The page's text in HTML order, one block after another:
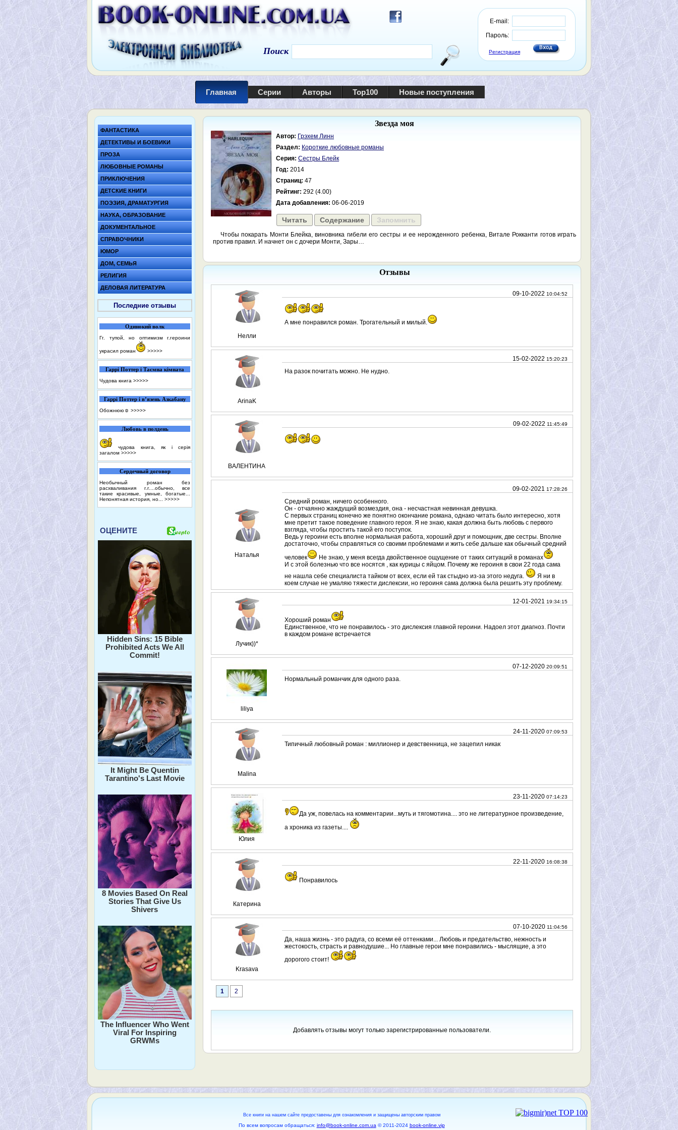
E-mail:
Пароль:
Регистрация
Поиск
Главная Серии Авторы Top100 Новые поступления
ФАНТАСТИКА
ДЕТЕКТИВЫ И БОЕВИКИ
ПРОЗА
ЛЮБОВНЫЕ РОМАНЫ
ПРИКЛЮЧЕНИЯ
ДЕТСКИЕ КНИГИ
ПОЭЗИЯ, ДРАМАТУРГИЯ
НАУКА, ОБРАЗОВАНИЕ
ДОКУМЕНТАЛЬНОЕ
СПРАВОЧНИКИ
ЮМОР
ДОМ, СЕМЬЯ
РЕЛИГИЯ
ДЕЛОВАЯ ЛИТЕРАТУРА
Последние отзывы
Одинокий волк
Гг. тупой, но оптимизм г.героини
украсил роман >>>>>
Гаррі Поттер і Таємна кімната
Чудова книга >>>>>
Гаррі Поттер і в’язень Азкабану
Обожнюю☺️ >>>>>
Любовь в полдень
чудова книга, як і серія
загалом >>>>>
Сердечный договор
Необычный роман без
расхваливания г.г....обычно, все
такие красивые, умные, богатые...
Непонятная история, но... >>>>>
ОЦЕНИТЕ
Hidden Sins: 15 Bible
Prohibited Acts We All
Commit!
It Might Be Quentin
Tarantino's Last Movie
8 Movies Based On Real
Stories That Give Us
Shivers
The Influencer Who Went
Viral For Inspiring
GRWMs
Звезда моя
Автор: Грэхем Линн
Раздел: Короткие любовные романы
Серия: Сестры Блейк
Год: 2014
Страниц: 47
Рейтинг: 292 (4.00)
Дата добавления: 06-06-2019
Читать Содержание Запомнить
Чтобы покарать Монти Блейка, виновника гибели его сестры и ее нерожденного ребенка, Витале Рокканти готов играть
против правил. И начнет он с дочери Монти, Зары…
Отзывы
Нелли
09-10-2022 10:04:52
А мне понравился роман. Трогательный и милый.
ArinaK
15-02-2022 15:20:23
На разок почитать можно. Не нудно.
ВАЛЕНТИНА
09-02-2022 11:45:49
Наталья
09-02-2021 17:28:26
Средний роман, ничего особенного.
Он - отчаянно жаждущий возмездия, она - несчастная невинная девушка.
С первых страниц конечно же понятно окончание романа, однако читать было интересно, хотя
мне претит такое поведение главного героя. Я не знаю, какая должна быть любовь с первого
взгляда, чтобы простить такой его поступок.
Ведь у героини есть вполне нормальная работа, хороший друг и помощник, две сестры. Вполне
достаточно, чтобы справляться со своими проблемами и жить себе дальше как обычный средний
человек
Не знаю, у меня всегда двойственное ощущение от таких ситуаций в романах
И с этой болезнью что все носятся , как курицы с яйцом. Почему же героиня в свои 22 года сама
не нашла себе специалиста тайком от всех, если ей так стыдно из-за этого недуга.
Я ни в
коем случае не умаляю тяжести дислексии, но героиня сама должна была решить эту проблему.
Лучик))*
12-01-2021 19:34:15
Хороший роман
Единственное, что не понравилось - это дислексия главной героини. Надоел этот диагноз. Почти
в каждом романе встречается
liliya
07-12-2020 20:09:51
Нормальный романчик для одного раза.
Malina
24-11-2020 07:09:53
Типичный любовный роман : миллионер и девственница, не зацепил никак
Юлия
23-11-2020 07:14:23
Да уж, повелась на комментарии...муть и тягомотина.... это не литературное произведение,
а хроника из газеты....
Катерина
22-11-2020 16:08:38
Понравилось
Krasava
07-10-2020 11:04:56
Да, наша жизнь - это радуга, со всеми её оттенками... Любовь и предательство, нежность и
жестокость, страсть и равнодушие... Но главные герои мне понравились - мыслящие, а это
дорогого стоит!
1 2
Добавлять отзывы могут только зарегистрированные пользователи.
Все книги на нашем сайте предоставены для ознакомления и защищены авторским правом
По всем вопросам обращаться: info@book-online.com.ua © 2011-2024 book-online.vip